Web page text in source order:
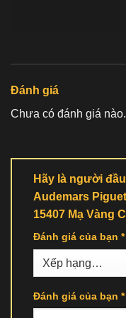
Đánh giá
Chưa có đánh giá nào.
Hãy là người
Audemars
15407 Mạ Vàng
Đánh giá của bạn *
Đánh giá của bạn *